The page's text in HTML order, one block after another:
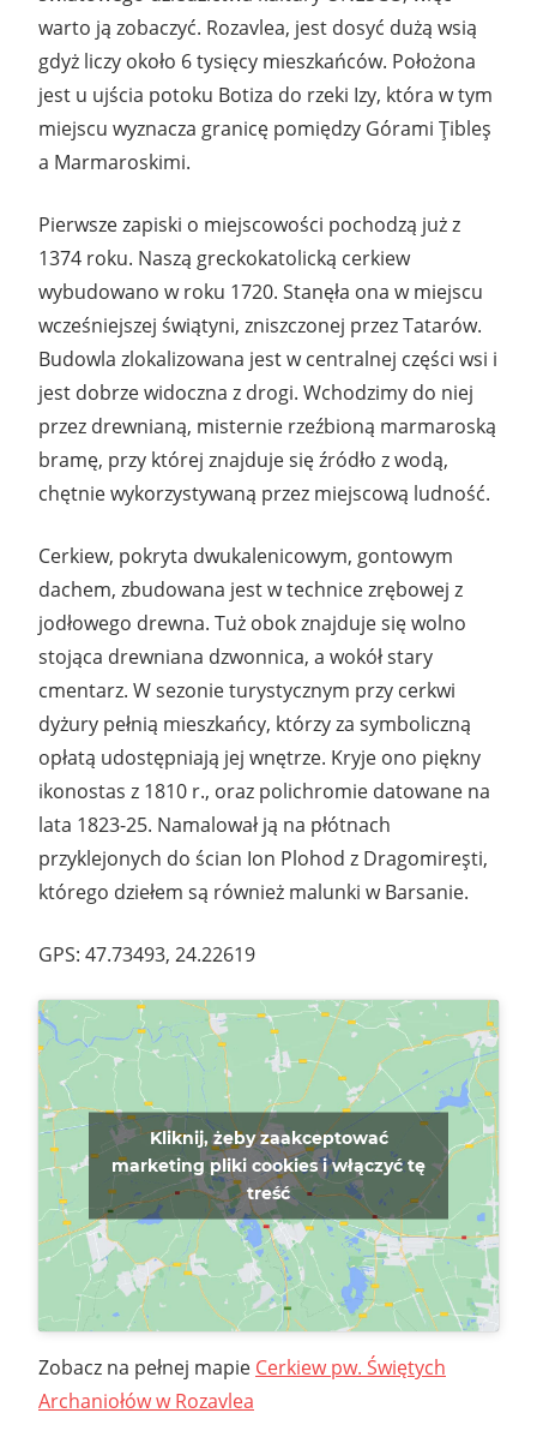
warto ją zobaczyć. Rozavlea, jest dosyć dużą wsią
gdyż liczy około 6 tysięcy mieszkańców. Położona
jest u ujścia potoku Botiza do rzeki Izy, która w tym
miejscu wyznacza granicę pomiędzy Górami Ţibleş
a Marmaroskimi.
Pierwsze zapiski o miejscowości pochodzą już z
1374 roku. Naszą greckokatolicką cerkiew
wybudowano w roku 1720. Stanęła ona w miejscu
wcześniejszej świątyni, zniszczonej przez Tatarów.
Budowla zlokalizowana jest w centralnej części wsi i
jest dobrze widoczna z drogi. Wchodzimy do niej
przez drewnianą, misternie rzeźbioną marmaroską
bramę, przy której znajduje się źródło z wodą,
chętnie wykorzystywaną przez miejscową ludność.
Cerkiew, pokryta dwukalenicowym, gontowym
dachem, zbudowana jest w technice zrębowej z
jodłowego drewna. Tuż obok znajduje się wolno
stojąca drewniana dzwonnica, a wokół stary
cmentarz. W sezonie turystycznym przy cerkwi
dyżury pełnią mieszkańcy, którzy za symboliczną
opłatą udostępniają jej wnętrze. Kryje ono piękny
ikonostas z 1810 r., oraz polichromie datowane na
lata 1823-25. Namalował ją na płótnach
przyklejonych do ścian Ion Plohod z Dragomireşti,
którego dziełem są również malunki w Barsanie.
GPS: 47.73493, 24.22619
Kliknij, żeby zaakceptować
marketing pliki cookies i włączyć tę
treść
Zobacz na pełnej mapie Cerkiew pw. Świętych
Archaniołów w Rozavlea